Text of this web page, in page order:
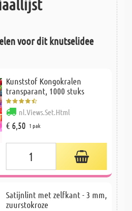
voor dit knutselidee
Kunststof Kongokralen
transparant, 1000 stuks
nl.Views.Set.Html
€ 6,50 1 pak
Satijnlint met zelfkant - 3 mm,
zuurstokroze